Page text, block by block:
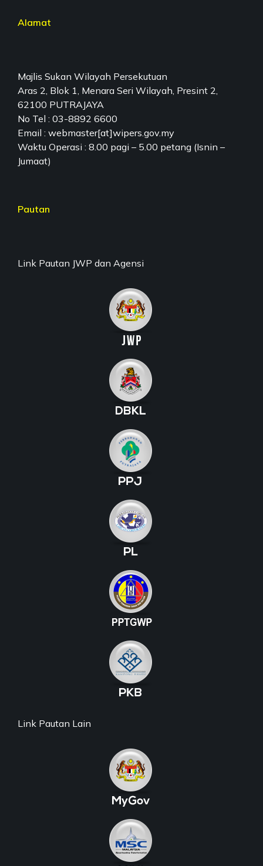
Alamat
Majlis Sukan Wilayah Persekutuan
Aras 2, Blok 1, Menara Seri Wilayah, Presint 2,
62100 PUTRAJAYA
No Tel : 03-8892 6600
Email : webmaster[at]wipers.gov.my
Waktu Operasi : 8.00 pagi – 5.00 petang (Isnin –
Jumaat)
Pautan
Link Pautan JWP dan Agensi
Link Pautan Lain